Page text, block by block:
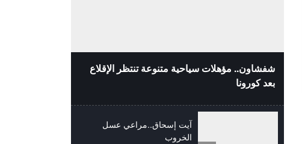
شفشاون.. مؤهلات سياحية متنوعة تنتظر الإقلاع
بعد كورونا
آيت إسحاق..مراعي عسل
الخروب